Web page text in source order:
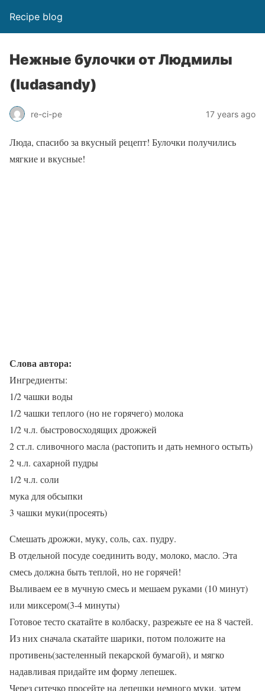
Recipe blog
Нежные булочки от Людмилы
(ludasandy)
re-ci-pe 17 years ago
Люда, спасибо за вкусный рецепт! Булочки получились
мягкие и вкусные!
Слова автора:
Ингредиенты:
1/2 чашки воды
1/2 чашки теплого (но не горячего) молока
1/2 ч.л. быстровосходящих дрожжей
2 ст.л. сливочного масла (растопить и дать немного остыть)
2 ч.л. сахарной пудры
1/2 ч.л. соли
мука для обсыпки
3 чашки муки(просеять)
Смешать дрожжи, муку, соль, сах. пудру.
В отдельной посуде соединить воду, молоко, масло. Эта
смесь должна быть теплой, но не горячей!
Выливаем ее в мучную смесь и мешаем руками (10 минут)
или миксером(3-4 минуты)
Готовое тесто скатайте в колбаску, разрежьте ее на 8 частей.
Из них сначала скатайте шарики, потом положите на
противень(застеленный пекарской бумагой), и мягко
надавливая придайте им форму лепешек.
Через ситечко просейте на лепешки немного муки, затем